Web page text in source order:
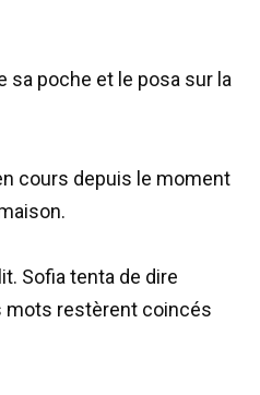
sa poche et le posa sur la
cours depuis le moment
Sofia tenta de dire
mots restèrent coincés